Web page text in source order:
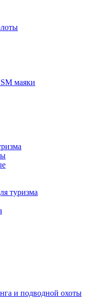
маяки
туризма
и подводной охоты